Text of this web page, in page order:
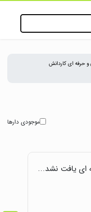
حرفه ای کاردانش
موجودی دارها
ای یافت نشد...